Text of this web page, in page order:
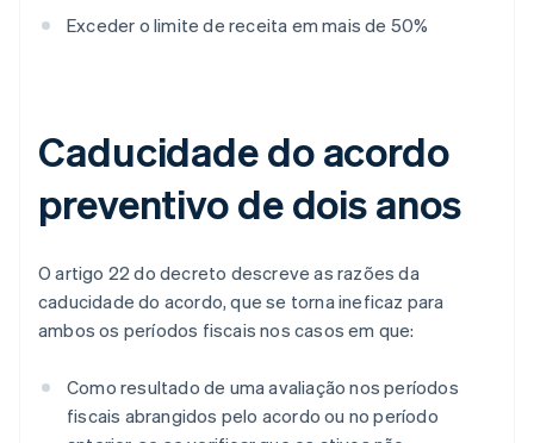
Exceder o limite de receita em mais de 50%
Caducidade do acordo
preventivo de dois anos
O artigo 22 do decreto descreve as razões da
caducidade do acordo, que se torna ineficaz para
ambos os períodos fiscais nos casos em que:
Como resultado de uma avaliação nos períodos
fiscais abrangidos pelo acordo ou no período